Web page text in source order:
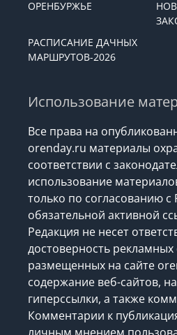
ОРЕНБУРЖЬЕ
РАСПИСАНИЕ ДАЧНЫХ
МАРШРУТОВ-2026
Использование
Все права на
orenday.ru материалы
соответствии с
использование
только по согласованию с
обязательной активной
Редакция не несет
достоверность
размещенных на сайте
содержание веб-сайтов,
гиперссылки, а также
Комментарии к